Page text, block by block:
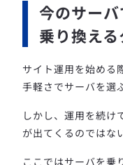
今のサー
乗り換え
サイト運用を始める
手軽さでサーバを選
しかし、運用を続け
が出てくるのではな
ここではサーバを乗